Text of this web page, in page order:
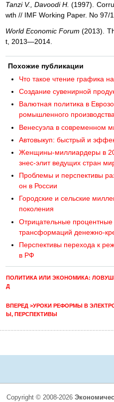
Tanzi V., Davoodi H. (1997).
wth // IMF Working Paper. No 97/
World Economic Forum (2013).
t, 2013—2014.
Похожие публикации
Что такое чтение графика
Создание сувенирной
Валютная политика в
ромышленного
Венесуэла в современном
Автовыкуп: быстрый и
Женщины-миллиардеры в
знес-элит ведущих стран
Проблемы и перспективы
он в России
Городские и сельские
поколения
Отрицательные процентные
трансформаций денежно-
Перспективы перехода к
в РФ
ПОЛИТИКА ИЛИ ЭКОНОМИКА:
Д
ВПЕРЕД >УРОКИ РЕФОРМЫ В
Ы, ПЕРСПЕКТИВЫ
Copyright © 2008-2026